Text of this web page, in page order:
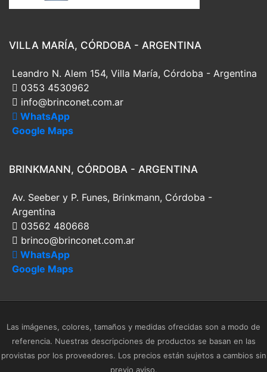
VILLA MARÍA, CÓRDOBA - ARGENTINA
Leandro N. Alem 154, Villa María, Córdoba - Argentina
0353 4530962
info@brinconet.com.ar
WhatsApp
Google Maps
BRINKMANN, CÓRDOBA - ARGENTINA
Av. Seeber y P. Funes, Brinkmann, Córdoba -
Argentina
03562 480668
brinco@brinconet.com.ar
WhatsApp
Google Maps
Las imágenes, colores, tamaños y medidas ofrecidas son a modo de
referencia. Nuestras descripciones de productos se basan en las
provistas por los proveedores. Los precios están sujetos a cambios sin
previo aviso.